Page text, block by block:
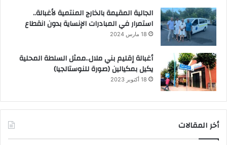
الجالية المقيمة بالخارج المنتمية لأغبالة..
استمرار في المبادرات الإنساية بدون انقطاع
18 مارس 2024
أغبالة إقليم بني ملال..ممثل السلطة المحلية
يكيل بمكيالين (صورة للنوستالجيا)
18 أكتوبر 2023
أخر المقالات